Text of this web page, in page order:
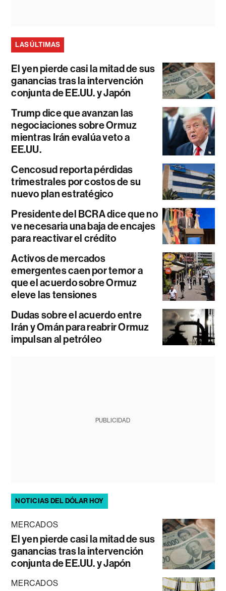
LAS ÚLTIMAS
El yen pierde casi la mitad de sus
ganancias tras la intervención
conjunta de EE.UU. y Japón
Trump dice que avanzan las
negociaciones sobre Ormuz
mientras Irán evalúa veto a
EE.UU.
Cencosud reporta pérdidas
trimestrales por costos de su
nuevo plan estratégico
Presidente del BCRA dice que no
ve necesaria una baja de encajes
para reactivar el crédito
Activos de mercados
emergentes caen por temor a
que el acuerdo sobre Ormuz
eleve las tensiones
Dudas sobre el acuerdo entre
Irán y Omán para reabrir Ormuz
impulsan al petróleo
PUBLICIDAD
NOTICIAS DEL DÓLAR HOY
MERCADOS
El yen pierde casi la mitad de sus
ganancias tras la intervención
conjunta de EE.UU. y Japón
MERCADOS